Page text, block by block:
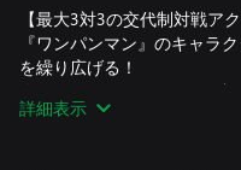
【最大3対3の交代制対戦アク
『ワンパンマン』のキャラ
を繰り広げる！
人気ヒーローだけでなく、
して参戦！
詳細表示